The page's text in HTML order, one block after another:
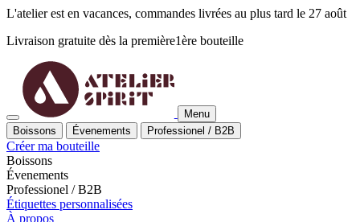
L'atelier est en vacances, commandes livrées au plus tard le 27 août
Livraison gratuite dès la première1ère bouteille
Menu
Boissons
Évenements Professionel / B2B
Créer ma bouteille
Boissons
Évenements
Professionel / B2B
Étiquettes personnalisées
À propos